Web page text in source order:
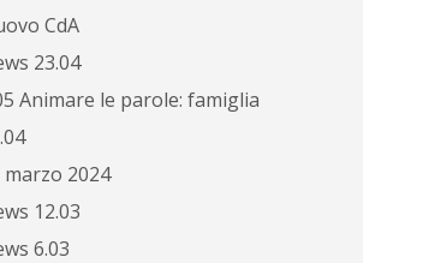
CdA
23.04
Animare le parole: famiglia
marzo 2024
12.03
6.03